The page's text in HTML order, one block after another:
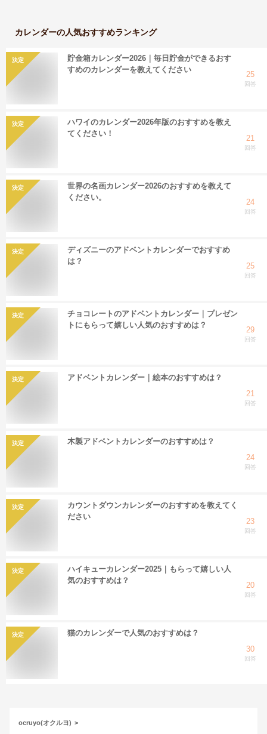
カレンダーの人気おすすめランキング
決定
貯金箱カレンダー2026｜毎日貯金ができるおす
すめのカレンダーを教えてください
25
回答
決定
ハワイのカレンダー2026年版のおすすめを教え
てください！
21
回答
決定
世界の名画カレンダー2026のおすすめを教えて
ください。
24
回答
決定
ディズニーのアドベントカレンダーでおすすめ
は？
25
回答
決定
チョコレートのアドベントカレンダー｜プレゼン
トにもらって嬉しい人気のおすすめは？
29
回答
決定
アドベントカレンダー｜絵本のおすすめは？
21
回答
決定
木製アドベントカレンダーのおすすめは？
24
回答
決定
カウントダウンカレンダーのおすすめを教えてく
ださい
23
回答
決定
ハイキューカレンダー2025｜もらって嬉しい人
気のおすすめは？
20
回答
決定
猫のカレンダーで人気のおすすめは？
30
回答
ocruyo(オクルヨ)